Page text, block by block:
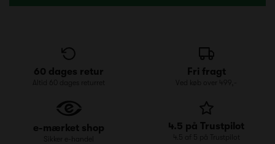
60 dages retur
Altid 60 dages returret
Fri fragt
Ved køb over 499,-
e-mærket shop
Sikker e-handel
4.5 på Trustpilot
4.5 af 5 på Trustpilot